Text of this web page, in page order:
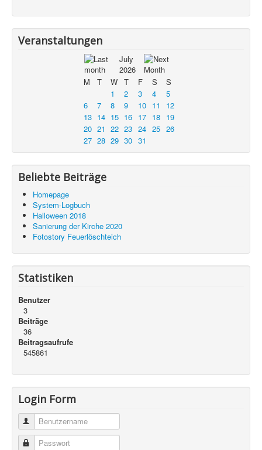
Veranstaltungen
July
2026
M
T W T F S
S
1
2 3 4
5
6
7 8 9 10 11
12
13 14 15 16 17 18
19
20 21 22 23 24 25 26
27 28 29 30 31
Beliebte Beiträge
Homepage
System-Logbuch
Halloween 2018
Sanierung der Kirche 2020
Fotostory Feuerlöschteich
Statistiken
Benutzer
3
Beiträge
36
Beitragsaufrufe
545861
Login Form
Benutzername
Passwort